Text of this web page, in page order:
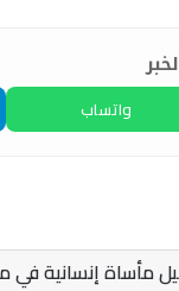
واتساب
مأساة إنسانية في